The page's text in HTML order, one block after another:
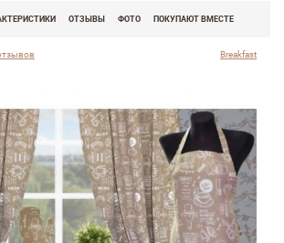
ОТЗЫВЫ ФОТО ПОКУПАЮТ ВМЕСТЕ
Breakfast
90-33 ,
07-15